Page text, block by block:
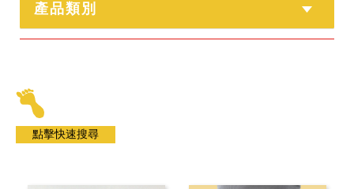
產品類別